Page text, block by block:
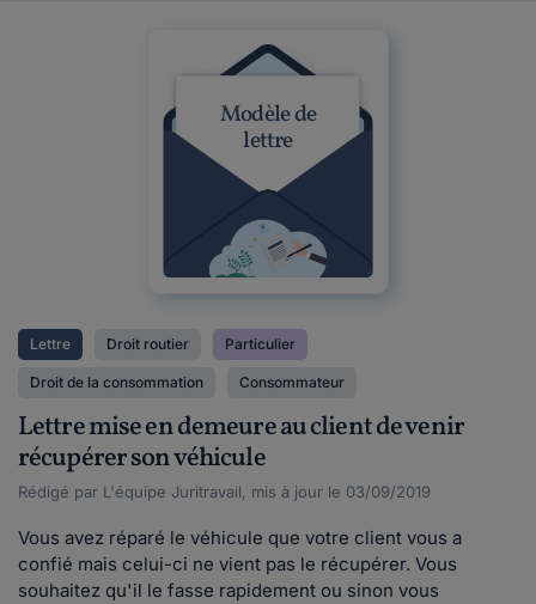
Modèle de
lettre
Lettre Droit routier Particulier
Droit de la consommation Consommateur
Lettre mise en demeure au client de venir
récupérer son véhicule
Rédigé par L'équipe Juritravail, mis à jour le 03/09/2019
Vous avez réparé le véhicule que votre client vous a
confié mais celui-ci ne vient pas le récupérer. Vous
souhaitez qu'il le fasse rapidement ou sinon vous